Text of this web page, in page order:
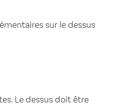
sur le dessus
Le dessus doit être